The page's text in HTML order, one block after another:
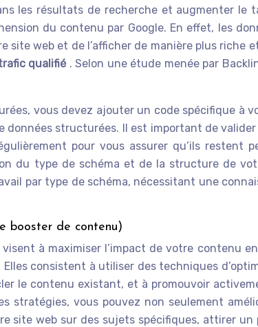
les résultats de recherche et augmenter le
du contenu par Google. En effet, les
site web et de l’afficher de manière plus
qualifié . Selon une étude menée par
vous devez ajouter un code spécifique à
données structurées. Il est important de
pour vous assurer qu’ils restent
du type de schéma et de la structure de
par type de schéma, nécessitant une
booster de contenu)
à maximiser l’impact de votre contenu
consistent à utiliser des techniques
le contenu existant, et à promouvoir
stratégies, vous pouvez non seulement
site web sur des sujets spécifiques, attirer un